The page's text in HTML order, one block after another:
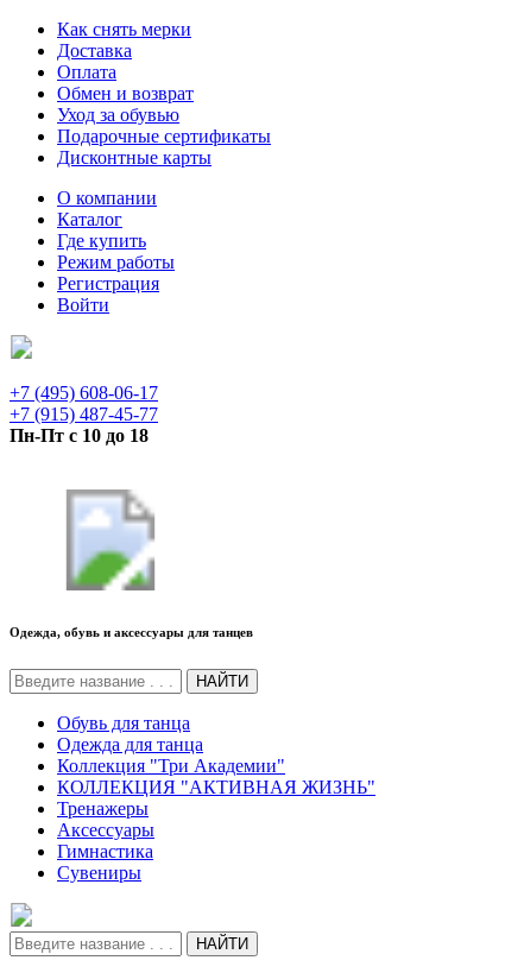
Как снять мерки
Доставка
Оплата
Обмен и возврат
Уход за обувью
Подарочные сертификаты
Дисконтные карты
О компании
Каталог
Где купить
Режим работы
Регистрация
Войти
+7 (495) 608-06-17
+7 (915) 487-45-77
Пн-Пт с 10 до 18
Одежда, обувь и аксессуары для танцев
НАЙТИ
Обувь для танца
Одежда для танца
Коллекция "Три Академии"
КОЛЛЕКЦИЯ "АКТИВНАЯ ЖИЗНЬ"
Тренажеры
Аксессуары
Гимнастика
Сувениры
НАЙТИ